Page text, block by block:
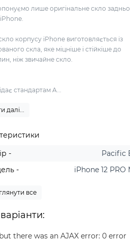
лише оригінальне скло
корпусу iPhone виготовляється із
скла, яке міцніше і стійкіше до
ніж звичайне скло.
стандартам A...
далі...
-
Pacific
-
iPhone 12 PRO
все
there was an AJAX error: 0 error